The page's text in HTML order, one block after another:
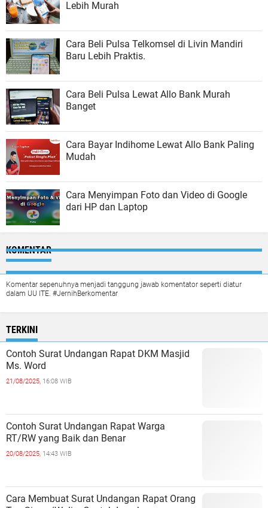
Lebih Murah
Cara Beli Pulsa Telkomsel di Livin Mandiri
Baru Lebih Praktis.
Cara Beli Pulsa Lewat Allo Bank Murah
Banget
Cara Bayar Indihome Lewat Allo Bank Paling
Mudah
Cara Menyimpan Foto dan Video di Google
dari HP dan Laptop
KOMENTAR
Komentar sepenuhnya menjadi tanggung jawab komentator seperti diatur
dalam UU ITE. #JernihBerkomentar
TERKINI
Contoh Surat Undangan Rapat DKM Masjid
Ms. Word
21/08/2025, 16:08 WIB
Contoh Surat Undangan Rapat Warga
RT/RW yang Baik dan Benar
20/08/2025, 14:43 WIB
Cara Membuat Surat Undangan Rapat Orang